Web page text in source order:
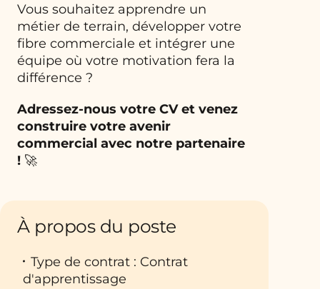
Vous souhaitez apprendre un
métier de terrain, développer votre
fibre commerciale et intégrer une
équipe où votre motivation fera la
différence ?
Adressez-nous votre CV et venez
construire votre avenir
commercial avec notre partenaire
! 🚀
À propos du poste
Type de contrat : Contrat
d'apprentissage